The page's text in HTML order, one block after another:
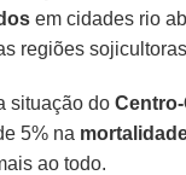
em cidades rio
regiões
situação do
5% na
ao todo.